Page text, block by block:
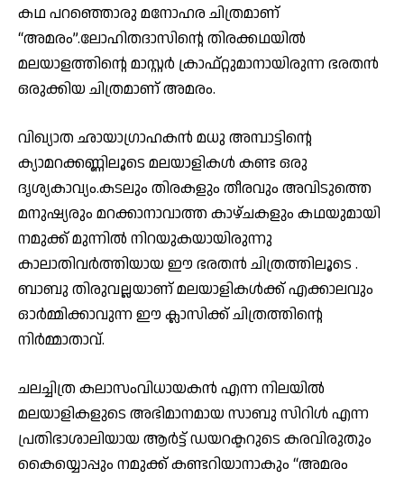
കഥ പറഞ്ഞൊരു മനോഹര ചിത്രമാണ്
“അമരം”.ലോഹിതദാസിന്റെ തിരക്കഥയില്‍
മലയാളത്തിന്റെ മാസ്റ്റര്‍ ക്രാഫ്റ്റുമാനായിരുന്ന ഭരതന്‍
ഒരുക്കിയ ചിത്രമാണ് അമരം.
വിഖ്യാത ഛായാഗ്രാഹകന്‍ മധു അമ്പാട്ടിന്റെ
ക്യാമറക്കണ്ണിലൂടെ മലയാളികള്‍ കണ്ട ഒരു
ദൃശ്യകാവ്യം.കടലും തിരകളും തീരവും അവിടുത്തെ
മനുഷ്യരും മറക്കാനാവാത്ത കാഴ്ചകളും കഥയുമായി
നമുക്ക് മുന്നിൽ നിറയുകയായിരുന്നു
കാലാതിവർത്തിയായ ഈ ഭരതൻ ചിത്രത്തിലൂടെ .
ബാബു തിരുവല്ലയാണ് മലയാളികൾക്ക് എക്കാലവും
ഓർമ്മിക്കാവുന്ന ഈ ക്ലാസിക്ക് ചിത്രത്തിൻ്റെ
നിർമ്മാതാവ്.
ചലച്ചിത്ര കലാസംവിധായകൻ എന്ന നിലയിൽ
മലയാളികളുടെ അഭിമാനമായ സാബു സിറിൾ എന്ന
പ്രതിഭാശാലിയായ ആർട്ട് ഡയറക്ടറുടെ കരവിരുതും
കൈയ്യൊപ്പും നമുക്ക് കണ്ടറിയാനാകും “അമരം